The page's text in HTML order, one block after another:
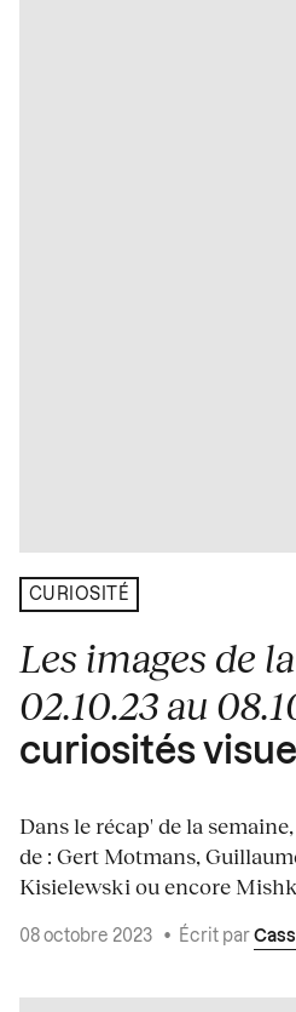
CURIOSITÉ
Les images de
02.10.23 au
curiosités
Dans le récap' de la
de : Gert Motmans,
Kisielewski ou encore
08 octobre 2023 • Écrit par